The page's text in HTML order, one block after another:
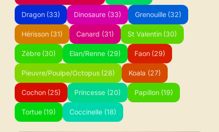
Dragon (33) Dinosaure (33) Grenouille (32)
Hérisson (31) Canard (31) St Valentin (30)
Zèbre (30) Elan/Renne (29) Faon (29)
Pieuvre/Poulpe/Octopus (28) Koala (27)
Cochon (25) Princesse (20) Papillon (19)
Tortue (19) Coccinelle (18)